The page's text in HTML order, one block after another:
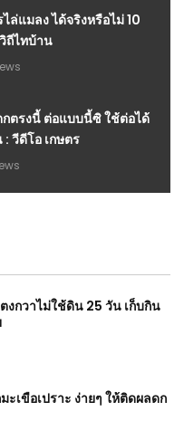
ล่แมลง ได้จริงหรือไม่ 10
ถีไทบ้าน
ตรงนี้ ต่อแบบนี้ซิ ใช้ต่อได้
วีดีโอ เกษตร
งกวาไม่ใช้ดิน 25 วัน เก็บกิน
ะเขือเปราะ ง่ายๆ ให้ติดผลดก